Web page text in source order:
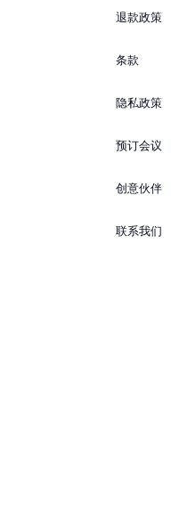
退款政策
条款
隐私政策
预订会议
创意伙伴
联系我们